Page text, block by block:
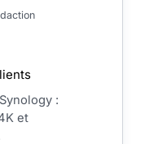
:
et